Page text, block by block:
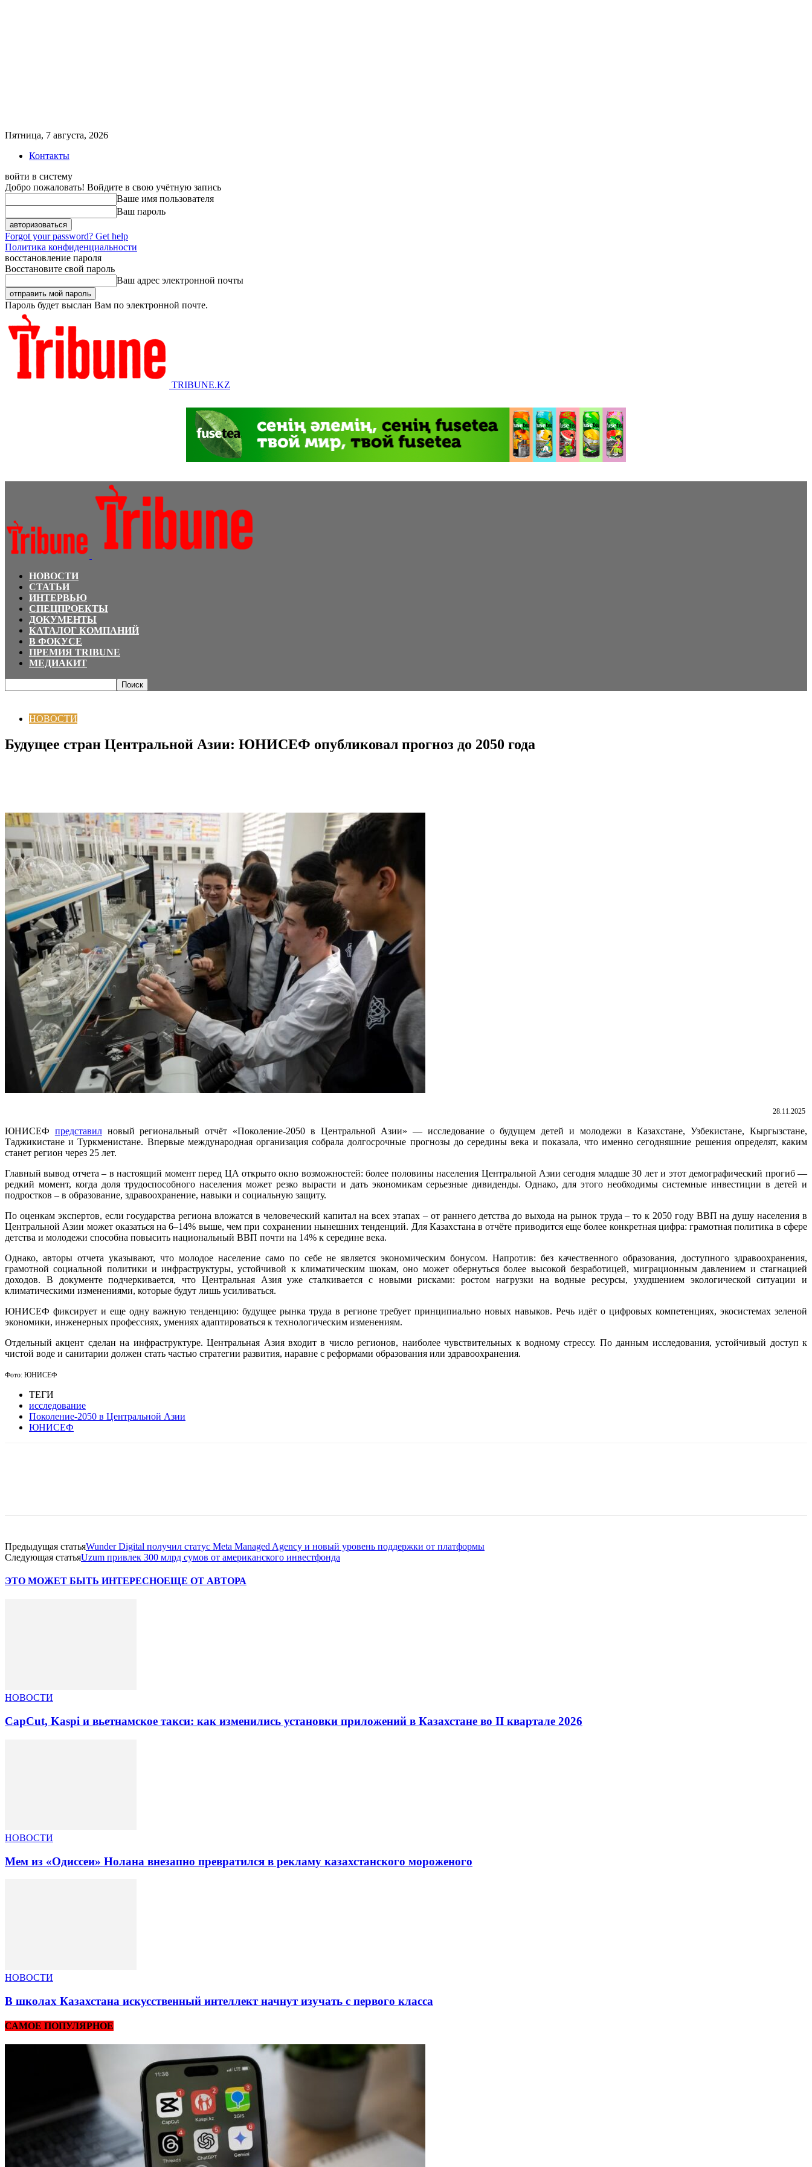
Пятница, 7 августа, 2026
Контакты
войти в систему
Добро пожаловать! Войдите в свою учётную запись
Ваше имя пользователя
Ваш пароль
Forgot your password? Get help
Политика конфиденциальности
восстановление пароля
Восстановите свой пароль
Ваш адрес электронной почты
Пароль будет выслан Вам по электронной почте.
TRIBUNE.KZ
НОВОСТИ
СТАТЬИ
ИНТЕРВЬЮ
СПЕЦПРОЕКТЫ
ДОКУМЕНТЫ
КАТАЛОГ КОМПАНИЙ
В ФОКУСЕ
ПРЕМИЯ TRIBUNE
МЕДИАКИТ
НОВОСТИ
Будущее стран Центральной Азии: ЮНИСЕФ опубликовал прогноз до 2050 года
28.11.2025
ЮНИСЕФ представилновый региональный отчёт «Поколение-2050 в Центральной Азии» — исследование о будущем детей и молодежи в Казахстане, Узбекистане, Кыргызстане,
Таджикистане и Туркменистане. Впервые международная организация собрала долгосрочные прогнозы до середины века и показала, что именно сегодняшние решения определят, каким
станет регион через 25 лет.
Главный вывод отчета – в настоящий момент перед ЦА открыто окно возможностей: более половины населения Центральной Азии сегодня младше 30 лет и этот демографический прогиб —
редкий момент, когда доля трудоспособного населения может резко вырасти и дать экономикам серьезные дивиденды. Однако, для этого необходимы системные инвестиции в детей и
подростков – в образование, здравоохранение, навыки и социальную защиту.
По оценкам экспертов, если государства региона вложатся в человеческий капитал на всех этапах – от раннего детства до выхода на рынок труда – то к 2050 году ВВП на душу населения в
Центральной Азии может оказаться на 6–14% выше, чем при сохранении нынешних тенденций. Для Казахстана в отчёте приводится еще более конкретная цифра: грамотная политика в сфере
детства и молодежи способна повысить национальный ВВП почти на 14% к середине века.
Однако, авторы отчета указывают, что молодое население само по себе не является экономическим бонусом. Напротив: без качественного образования, доступного здравоохранения,
грамотной социальной политики и инфраструктуры, устойчивой к климатическим шокам, оно может обернуться более высокой безработицей, миграционным давлением и стагнацией
доходов. В документе подчеркивается, что Центральная Азия уже сталкивается с новыми рисками: ростом нагрузки на водные ресурсы, ухудшением экологической ситуации и
климатическими изменениями, которые будут лишь усиливаться.
ЮНИСЕФ фиксирует и еще одну важную тенденцию: будущее рынка труда в регионе требует принципиально новых навыков. Речь идёт о цифровых компетенциях, экосистемах зеленой
экономики, инженерных профессиях, умениях адаптироваться к технологическим изменениям.
Отдельный акцент сделан на инфраструктуре. Центральная Азия входит в число регионов, наиболее чувствительных к водному стрессу. По данным исследования, устойчивый доступ к
чистой воде и санитарии должен стать частью стратегии развития, наравне с реформами образования или здравоохранения.
Фото: ЮНИСЕФ
ТЕГИ
исследование
Поколение-2050 в Центральной Азии
ЮНИСЕФ
Предыдущая статьяWunder Digital получил статус Meta Managed Agency и новый уровень поддержки от платформы
Следующая статьяUzum привлек 300 млрд сумов от американского инвестфонда
ЭТО МОЖЕТ БЫТЬ ИНТЕРЕСНОЕЩЕ ОТ АВТОРА
НОВОСТИ
CapCut, Kaspi и вьетнамское такси: как изменились установки приложений в Казахстане во II квартале 2026
НОВОСТИ
Мем из «Одиссеи» Нолана внезапно превратился в рекламу казахстанского мороженого
НОВОСТИ
В школах Казахстана искусственный интеллект начнут изучать с первого класса
САМОЕ ПОПУЛЯРНОЕ